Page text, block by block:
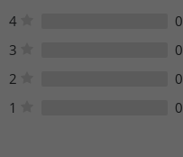
4
0
3
0
2
0
1
0